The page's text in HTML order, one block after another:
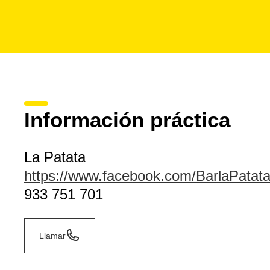
Información práctica
La Patata
https://www.facebook.com/BarlaPatata
933 751 701
Llamar